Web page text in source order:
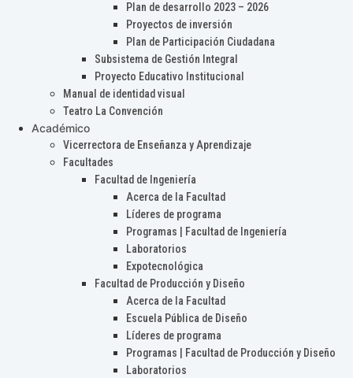
Plan de desarrollo 2023 – 2026
Proyectos de inversión
Plan de Participación Ciudadana
Subsistema de Gestión Integral
Proyecto Educativo Institucional
Manual de identidad visual
Teatro La Convención
Académico
Vicerrectora de Enseñanza y Aprendizaje
Facultades
Facultad de Ingeniería
Acerca de la Facultad
Líderes de programa
Programas | Facultad de Ingeniería
Laboratorios
Expotecnológica
Facultad de Producción y Diseño
Acerca de la Facultad
Escuela Pública de Diseño
Líderes de programa
Programas | Facultad de Producción y Diseño
Laboratorios